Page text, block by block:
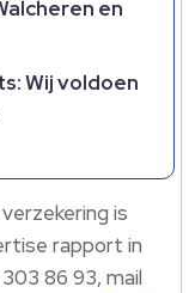
en
Wij voldoen
is
rapport in
86 93, mail